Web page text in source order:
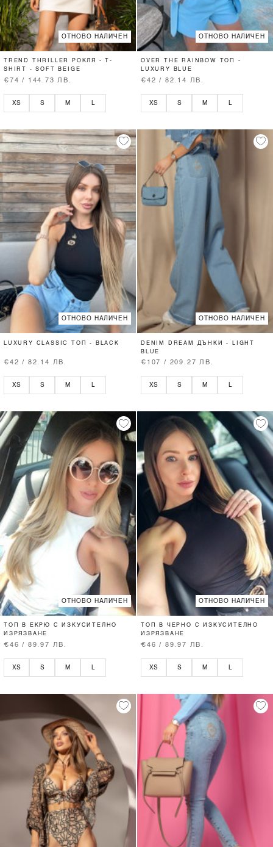
ОТНОВО НАЛИЧЕН
TREND THRILLER РОКЛЯ - T-
SHIRT - SOFT BEIGE
€74 / 144.73 ЛВ.
XS S M
ОТНОВО НАЛИЧЕН
OVER THE RAINBOW ТОП -
LUXURY BLUE
€42 / 82.14 ЛВ.
XS S M
ОТНОВО НАЛИЧЕН
LUXURY CLASSIC ТОП - BLACK
€42 / 82.14 ЛВ.
XS S M L
ОТНОВО НАЛИЧЕН
DENIM DREAM ДЪНКИ - LIGHT
BLUE
€107 / 209.27 ЛВ.
XS S M L
ОТНОВО НАЛИЧЕН
ТОП В ЕКРЮ С ИЗКУСИТЕЛНО
ИЗРЯЗВАНЕ
€46 / 89.97 ЛВ.
XS S M
ОТНОВО НАЛИЧЕН
ТОП В ЧЕРНО С ИЗКУСИТЕЛНО
ИЗРЯЗВАНЕ
€46 / 89.97 ЛВ.
XS S M